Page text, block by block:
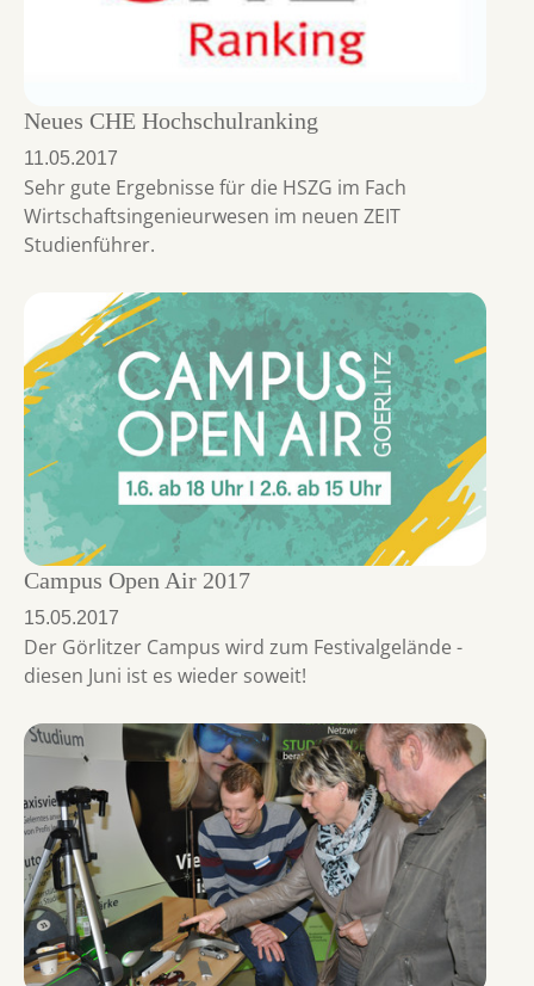
Neues CHE Hochschulranking
11.05.2017
Sehr gute Ergebnisse für die HSZG im Fach
Wirtschaftsingenieurwesen im neuen ZEIT
Studienführer.
Campus Open Air 2017
15.05.2017
Der Görlitzer Campus wird zum Festivalgelände -
diesen Juni ist es wieder soweit!